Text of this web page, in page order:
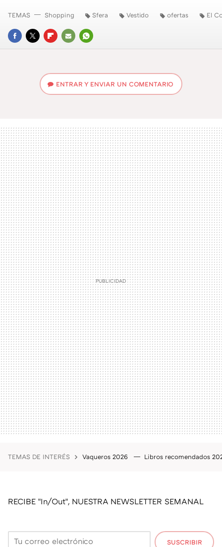
FACEBOOK
TWITTERFLIPBOARD
E-
WHATSAPP
TEMAS Shopping Sfera Vestido ofertas El
ENTRAR Y ENVIAR UN COMENTARIO
TEMAS DE INTERÉS Vaqueros 2026 Libros recomendados
RECIBE "In/Out", NUESTRA NEWSLETTER SEMANAL
SUSCRIBIR